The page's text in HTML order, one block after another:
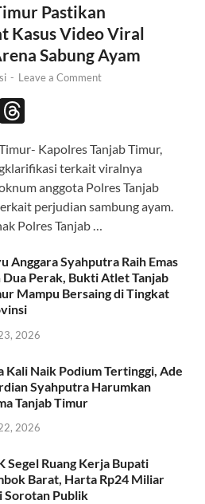
Pastikan
Kasus Video Viral
Sabung Ayam
- Leave a Comment
T
e
a
ds
Kapolres Tanjab Timur,
terkait viralnya
anggota Polres Tanjab
perjudian sambung ayam.
Polres Tanjab …
Anggara Syahputra Raih Emas
Dua Perak, Bukti Atlet Tanjab
Mampu Bersaing di Tingkat
2026
Kali Naik Podium Tertinggi, Ade
Syahputra Harumkan
Tanjab Timur
2026
Segel Ruang Kerja Bupati
Barat, Harta Rp24 Miliar
Sorotan Publik